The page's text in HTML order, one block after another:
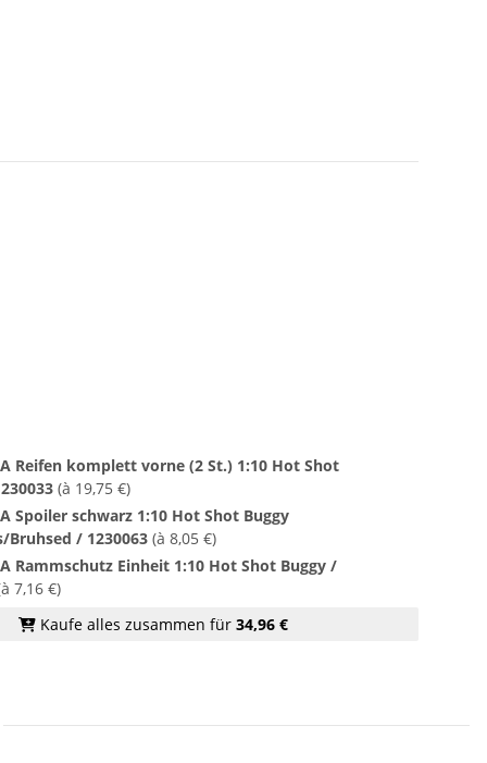
Reifen komplett vorne (2 St.) 1:10 Hot Shot
(à 19,75 €)
Spoiler schwarz 1:10 Hot Shot Buggy
Bruhsed / 1230063(à 8,05 €)
Rammschutz Einheit 1:10 Hot Shot Buggy /
7,16 €)
Kaufe alles zusammen für 34,96 €